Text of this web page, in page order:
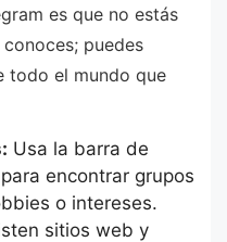
es que no estás
puedes
todo el mundo que
Usa la barra de
encontrar grupos
o intereses.
sitios web y